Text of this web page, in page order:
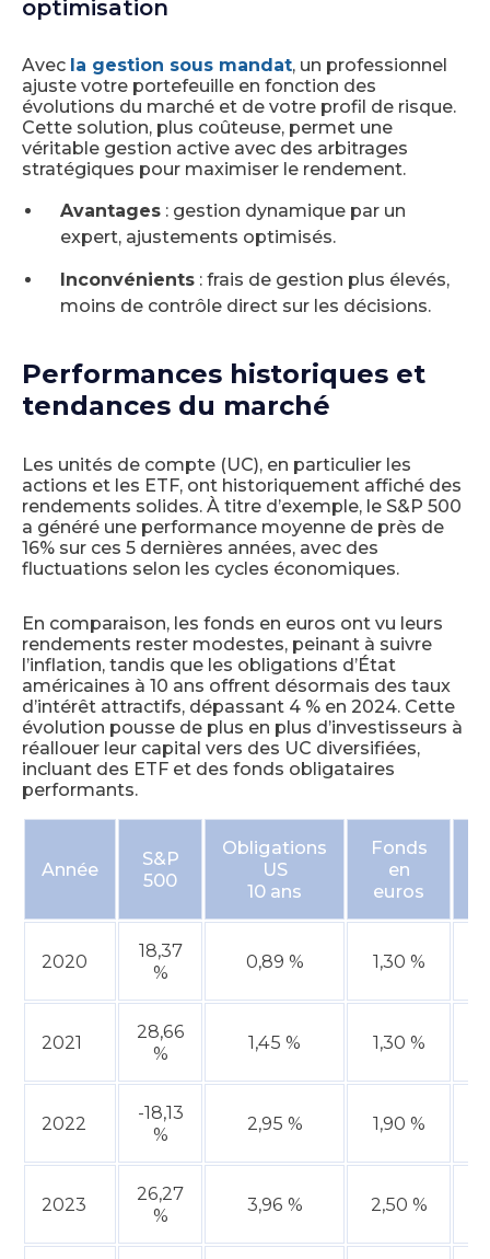
optimisation
Avec la gestion sous mandat, un professionnel
ajuste votre portefeuille en fonction des
évolutions du marché et de votre profil de risque.
Cette solution, plus coûteuse, permet une
véritable gestion active avec des arbitrages
stratégiques pour maximiser le rendement.
Avantages : gestion dynamique par un
expert, ajustements optimisés.
Inconvénients : frais de gestion plus élevés,
moins de contrôle direct sur les décisions.
Performances historiques et
tendances du marché
Les unités de compte (UC), en particulier les
actions et les ETF, ont historiquement affiché des
rendements solides. À titre d’exemple, le S&P 500
a généré une performance moyenne de près de
16% sur ces 5 dernières années, avec des
fluctuations selon les cycles économiques.
En comparaison, les fonds en euros ont vu leurs
rendements rester modestes, peinant à suivre
l’inflation, tandis que les obligations d’État
américaines à 10 ans offrent désormais des taux
d’intérêt attractifs, dépassant 4 % en 2024. Cette
évolution pousse de plus en plus d’investisseurs à
réallouer leur capital vers des UC diversifiées,
incluant des ETF et des fonds obligataires
performants.
Année
S&P
500
Obligations
US
10 ans
Fonds
en
euros
2020
18,37
%
0,89 % 1,30 %
2021
28,66
%
1,45 % 1,30 %
2022
-18,13
%
2,95 % 1,90 %
2023
26,27
%
3,96 % 2,50 %